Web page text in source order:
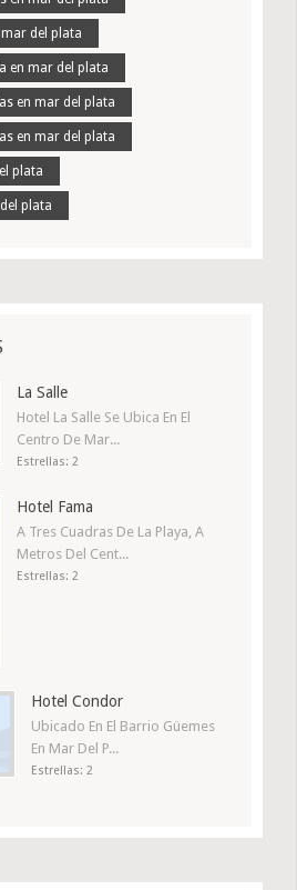
del plata
en mar del plata
en mar del plata
en mar del plata
plata
plata
La Salle
Hotel La Salle Se Ubica En El
Centro De Mar...
Estrellas: 2
Hotel Fama
A Tres Cuadras De La Playa, A
Metros Del Cent...
Estrellas: 2
Hotel Condor
Ubicado En El Barrio Güemes
En Mar Del P...
Estrellas: 2